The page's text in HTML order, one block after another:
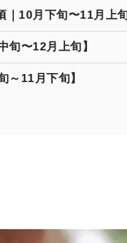
10月下旬〜11月上旬
〜12月上旬】
11月下旬】